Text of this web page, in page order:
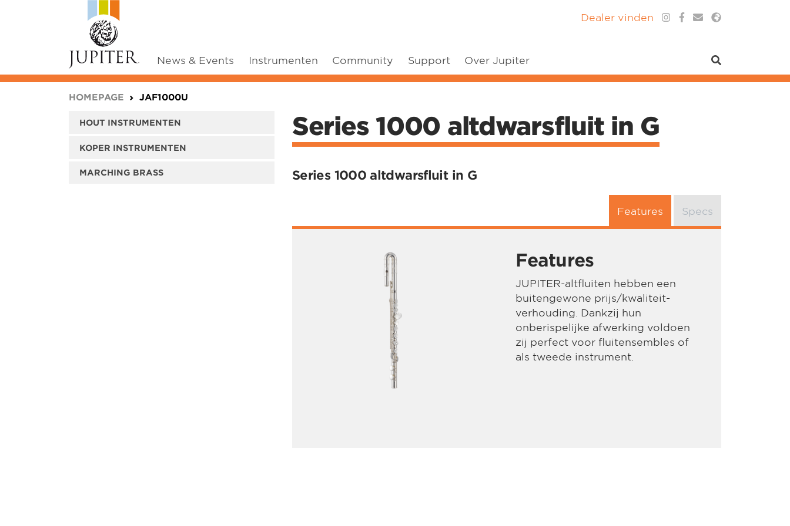
News & Events Instrumenten Community Support Over Jupiter
Dealer vinden
HOMEPAGE JAF1000U
HOUT INSTRUMENTEN
KOPER INSTRUMENTEN
MARCHING BRASS
Series 1000 altdwarsfluit in G
Series 1000 altdwarsfluit in G
Features Specs
Features
JUPITER-altfluiten hebben een
buitengewone prijs/kwaliteit-
verhouding. Dankzij hun
onberispelijke afwerking voldoen
zij perfect voor fluitensembles of
als tweede instrument.